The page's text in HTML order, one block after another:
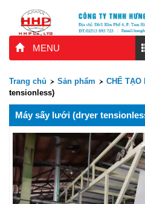
MENU
Trang chủ Sản phẩm CHẾ TẠO
tensionless)
Máy sấy lưới (dryer